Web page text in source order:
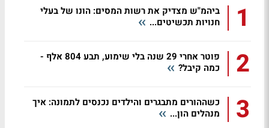
1
ביהמ"ש מצדיק את רשות המסים: הונו של בעלי
חנויות תכשיטים...
2
פוטר אחרי 29 שנה בלי שימוע, תבע 804 אלף -
כמה קיבל?
3
כשההורים מתבגרים והילדים נכנסים לתמונה: איך
מנהלים הון...